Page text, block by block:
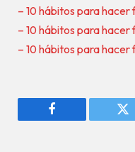
– 10 hábitos para
– 10 hábitos para
– 10 hábitos para
Facebook